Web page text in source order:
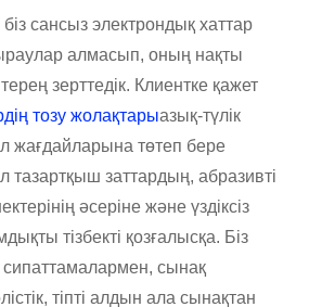
сансыз электрондық хаттар
алмасып, оның нақты
терең зерттедік. Клиентке қажет
тозу жолақтарыазық-түлік
жағдайларына төтеп бере
заттардың, абразивті
әсеріне және үздіксіз
тізбекті қозғалысқа. Біз
сипаттамалармен, сынақ
тіпті алдын ала сынақтан